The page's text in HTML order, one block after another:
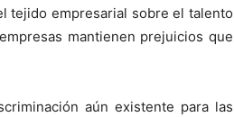
tejido empresarial sobre el talento
mantienen prejuicios que
aún existente para las